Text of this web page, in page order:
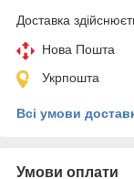
Доставка
Нова Пошта
Укрпошта
Всі умови
Умови оплати